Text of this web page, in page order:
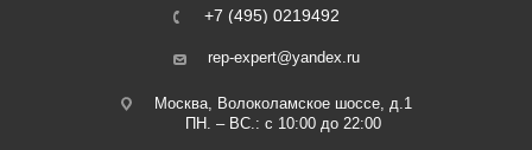
+7 (495) 0219492
rep-expert@yandex.ru
Москва, Волоколамское шоссе, д.1
ПН. – ВС.: с 10:00 до 22:00